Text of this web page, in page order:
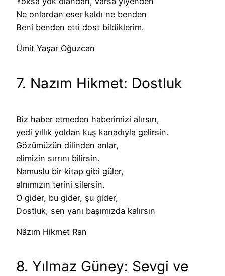
Ne onlardan eser kaldı ne benden
Beni benden etti dost bildiklerim.
Ümit Yaşar Oğuzcan
7. Nazım Hikmet: Dostluk
Biz haber etmeden haberimizi alırsın,
yedi yıllık yoldan kuş kanadıyla gelirsin.
Gözümüzün dilinden anlar,
elimizin sırrını bilirsin.
Namuslu bir kitap gibi güler,
alnımızın terini silersin.
O gider, bu gider, şu gider,
Dostluk, sen yanı başımızda kalırsın
Nâzım Hikmet Ran
8. Yılmaz Güney: Sevgi ve